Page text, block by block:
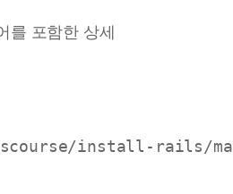
를 포함한 상세